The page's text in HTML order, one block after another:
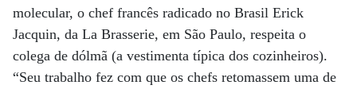
molecular, o chef francês radicado no Brasil Erick
Jacquin, da La Brasserie, em São Paulo, respeita o
colega de dólmã (a vestimenta típica dos cozinheiros).
“Seu trabalho fez com que os chefs retomassem uma de